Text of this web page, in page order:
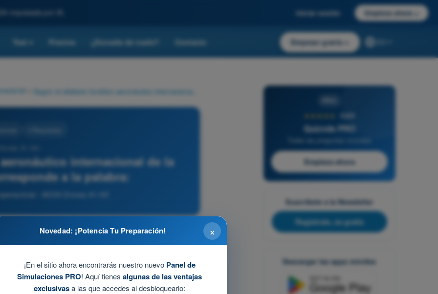
impulsada por IA. Iniciar sesión Empieza ahora
Test Precios ¿Escuela de vuelo? Contacto Empezar gratis
internacional de la
a la palabra:
- AESA Drones A1-A3
4,6/5
Quizvds PRO
Empieza ahora
Suscríbete a la Newsletter
Regístrate, es gratis
Descargar las apps móviles
×
Novedad: ¡Potencia Tu Preparación!
¡En el sitio ahora encontrarás nuestro nuevo Panel de
Simulaciones PRO! Aquí tienes algunas de las ventajas
exclusivasa las que accedes al desbloquearlo: